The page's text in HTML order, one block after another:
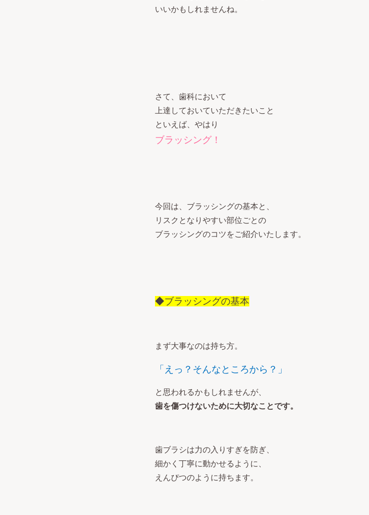
いいかもしれませんね。
さて、歯科において
上達しておいていただきたいこと
といえば、やはり
ブラッシング！
今回は、ブラッシングの基本と、
リスクとなりやすい部位ごとの
ブラッシングのコツをご紹介いたします。
◆ブラッシングの基本
まず大事なのは持ち方。
「えっ？そんなところから？」
と思われるかもしれませんが、
歯を傷つけないために大切なことです。
歯ブラシは力の入りすぎを防ぎ、
細かく丁寧に動かせるように、
えんぴつのように持ちます。